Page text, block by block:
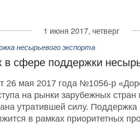
1 июня 2017, четверг
несырьевого экспорта
в сфере поддержки
26 мая 2017 года №1056-р
на рынки зарубежных стран
утратившей силу. Поддержка
в рамках приоритетных